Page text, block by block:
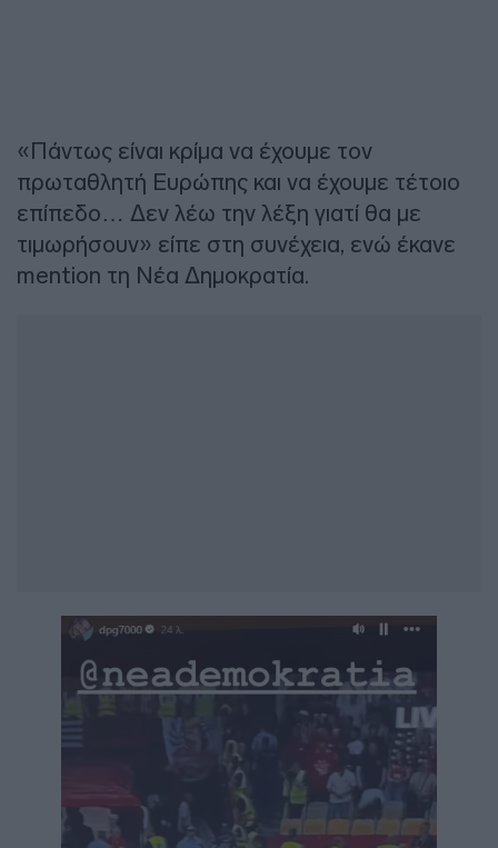
«Πάντως είναι κρίμα να έχουμε τον
πρωταθλητή Ευρώπης και να έχουμε τέτοιο
επίπεδο… Δεν λέω την λέξη γιατί θα με
τιμωρήσουν» είπε στη συνέχεια, ενώ έκανε
mention τη Νέα Δημοκρατία.